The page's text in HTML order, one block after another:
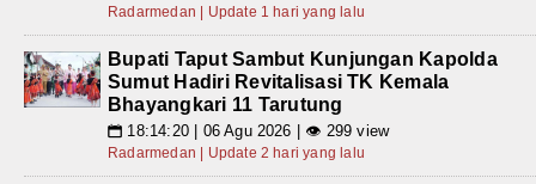
Radarmedan | Update 1 hari yang lalu
Bupati Taput Sambut Kunjungan Kapolda
Sumut Hadiri Revitalisasi TK Kemala
Bhayangkari 11 Tarutung
📅 18:14:20 | 06 Agu 2026 | 👁 299 view
Radarmedan | Update 2 hari yang lalu